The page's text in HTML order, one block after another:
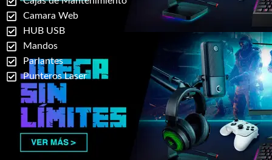
Camara Web
HUB USB
Mandos
Parlantes
Punteros Laser